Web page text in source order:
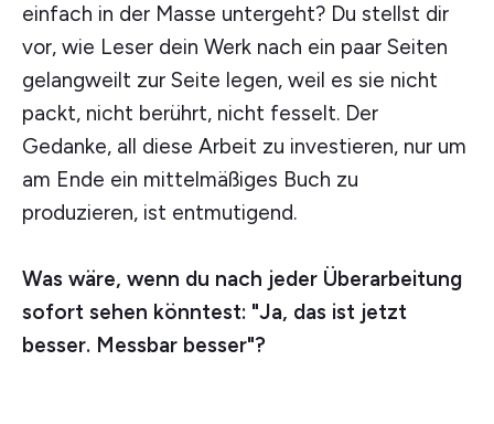
einfach in der Masse untergeht? Du stellst dir
vor, wie Leser dein Werk nach ein paar Seiten
gelangweilt zur Seite legen, weil es sie nicht
packt, nicht berührt, nicht fesselt. Der
Gedanke, all diese Arbeit zu investieren, nur um
am Ende ein mittelmäßiges Buch zu
produzieren, ist entmutigend.
Was wäre, wenn du nach jeder Überarbeitung
sofort sehen könntest: "Ja, das ist jetzt
besser. Messbar besser"?